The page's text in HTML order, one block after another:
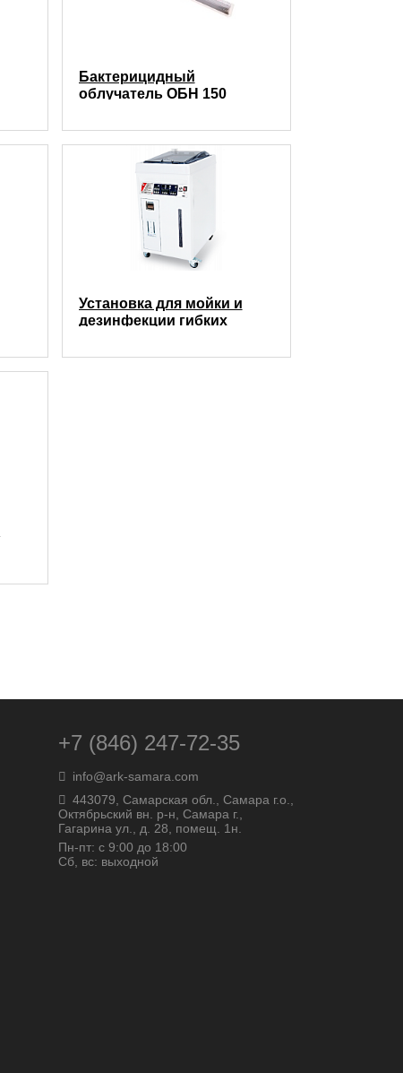
Бактерицидный
облучатель ОБН 150
Установка для мойки и
дезинфекции гибких
принтером
+7 (846) 247-72-35
info@ark-samara.com
443079, Самарская обл., Самара г.о.,
Октябрьский вн. р-н, Самара г.,
Гагарина ул., д. 28, помещ. 1н.
Пн-пт: с 9:00 до 18:00
Сб, вс: выходной